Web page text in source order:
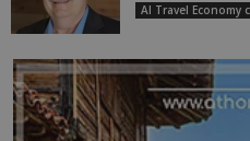
AI Travel Economy